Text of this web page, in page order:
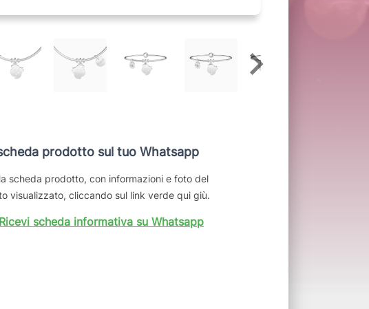
prodotto sul tuo Whatsapp
scheda prodotto, con informazioni e foto del
visualizzato, cliccando sul link verde qui giù.
Ricevi scheda informativa su Whatsapp